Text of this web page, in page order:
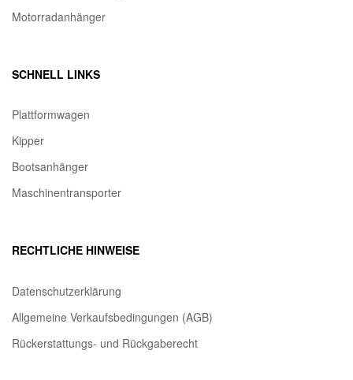
Motorradanhänger
SCHNELL LINKS
Plattformwagen
Kipper
Bootsanhänger
Maschinentransporter
RECHTLICHE HINWEISE
Datenschutzerklärung
Allgemeine Verkaufsbedingungen (AGB)
Rückerstattungs- und Rückgaberecht